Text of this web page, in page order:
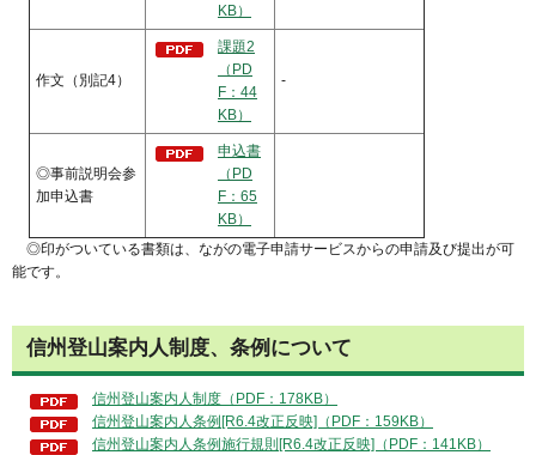
KB）
作文（別記4）
課題2
（PD
F：44
KB）
-
◎事前説明会参
加申込書
申込書
（PD
F：65
KB）
◎印がついている書類は、ながの電子申請サービスからの申請及び提出が可
能です。
信州登山案内人制度、条例について
信州登山案内人制度（PDF：178KB）
信州登山案内人条例[R6.4改正反映]（PDF：159KB）
信州登山案内人条例施行規則[R6.4改正反映]（PDF：141KB）